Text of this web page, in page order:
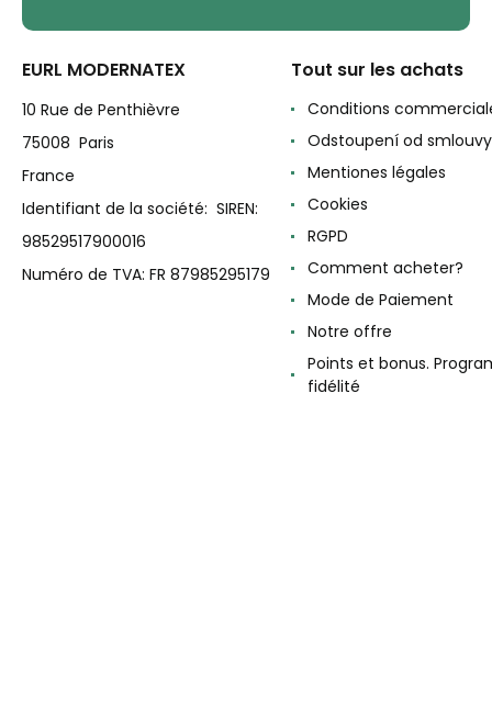
EURL MODERNATEX
10 Rue de Penthièvre
75008 Paris
France
Identifiant de la société: SIREN:
98529517900016
Numéro de TVA: FR 87985295179
Tout sur les achats
Conditions
Odstoupení od smlouvy
Mentiones légales
Cookies
RGPD
Comment acheter?
Mode de Paiement
Notre offre
Points et bonus.
fidélité